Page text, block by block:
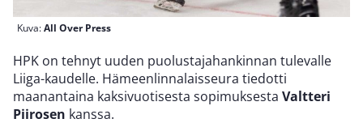
Kuva:All Over Press
HPK on tehnyt uuden puolustajahankinnan tulevalle
Liiga-kaudelle. Hämeenlinnalaisseura tiedotti
maanantaina kaksivuotisesta sopimuksesta Valtteri
Piirosen kanssa.